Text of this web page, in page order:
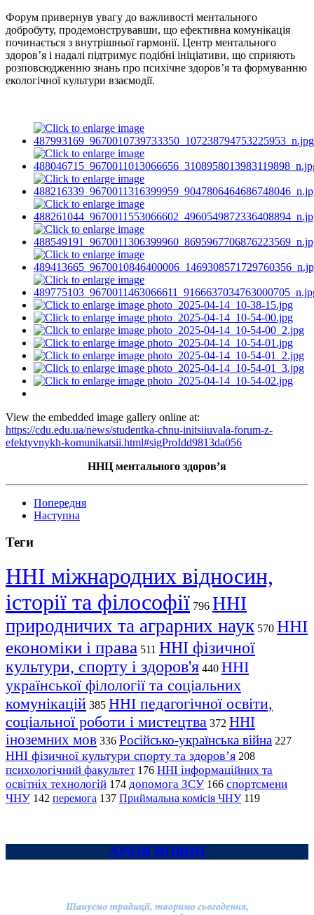
Форум привернув увагу до важливості ментального
добробуту, продемонструвавши, що ефективна комунікація
починається з внутрішньої гармонії. Центр ментального
здоровʼя і надалі підтримує подібні ініціативи, що сприяють
розповсюдженню знань про психічне здоровʼя та формуванню
екологічної культури взаємодії.
View the embedded image gallery online at:
https://cdu.edu.ua/news/studentka-chnu-initsiiuvala-forum-z-
efektyvnykh-komunikatsii.html#sigProIdd9813da056
ННЦ ментального здоров’я
Попередня
Наступна
Теги
ННІ міжнародних відносин,
історії та філософії 796 ННІ
природничих та аграрних наук 570 ННІ
економіки і права 511 ННІ фізичної
культури, спорту і здоров'я 440 ННІ
української філології та соціальних
комунікацій 385 ННІ педагогічної освіти,
соціальної роботи і мистецтва 372 ННІ
іноземних мов 336 Російсько-українська війна 227
ННІ фізичної культури спорту та здоров’я 208
психологічний факультет 176 ННІ інформаційних та
освітніх технологій 174 допомога ЗСУ 166 спортсмени
ЧНУ 142 перемога 137 Приймальна комісія ЧНУ 119
АРХІВ НОВИН